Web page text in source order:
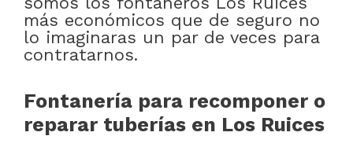
más económicos que de seguro no
lo imaginaras un par de veces para
contratarnos.
Fontanería para recomponer o
reparar tuberías en Los Ruices